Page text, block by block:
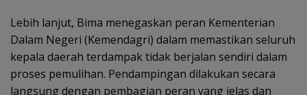
Lebih lanjut, Bima menegaskan peran Kementerian
Dalam Negeri (Kemendagri) dalam memastikan seluruh
kepala daerah terdampak tidak berjalan sendiri dalam
proses pemulihan. Pendampingan dilakukan secara
langsung dengan pembagian peran yang jelas dan